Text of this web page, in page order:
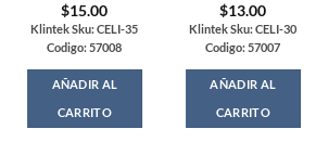
$15.00
Klintek Sku: CELI-35
Codigo: 57008
AÑADIR AL
CARRITO
$13.00
Klintek Sku: CELI-30
Codigo: 57007
AÑADIR AL
CARRITO